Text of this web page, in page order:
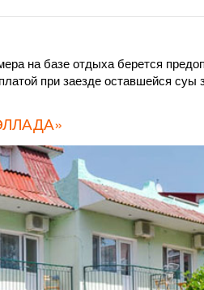
на базе отдыха берется
при заезде оставшейся суы